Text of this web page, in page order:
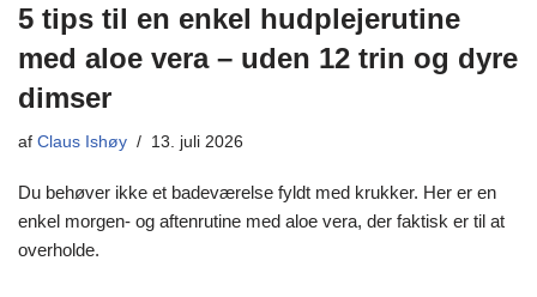
5 tips til en enkel hudplejerutine
med aloe vera – uden 12 trin og dyre
dimser
af Claus Ishøy 13. juli 2026
Du behøver ikke et badeværelse fyldt med krukker. Her er en
enkel morgen- og aftenrutine med aloe vera, der faktisk er til at
overholde.